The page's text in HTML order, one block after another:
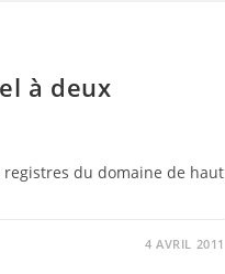
à deux
registres du domaine de haut
4 AVRIL 2011